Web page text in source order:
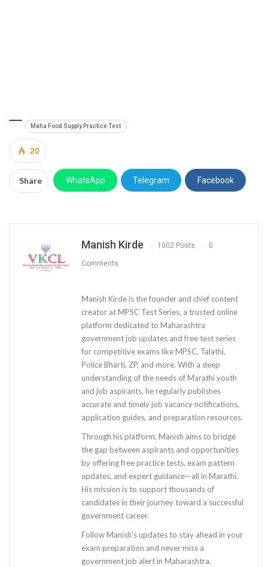
Maha Food Supply Practice Test
20
Share WhatsApp Telegram Facebook
Manish Kirde 1002 Posts 0
Comments
Manish Kirde is the founder and chief content
creator at MPSC Test Series, a trusted online
platform dedicated to Maharashtra
government job updates and free test series
for competitive exams like MPSC, Talathi,
Police Bharti, ZP, and more. With a deep
understanding of the needs of Marathi youth
and job aspirants, he regularly publishes
accurate and timely job vacancy notifications,
application guides, and preparation resources.
Through his platform, Manish aims to bridge
the gap between aspirants and opportunities
by offering free practice tests, exam pattern
updates, and expert guidance—all in Marathi.
His mission is to support thousands of
candidates in their journey toward a successful
government career.
Follow Manish's updates to stay ahead in your
exam preparation and never miss a
government job alert in Maharashtra.